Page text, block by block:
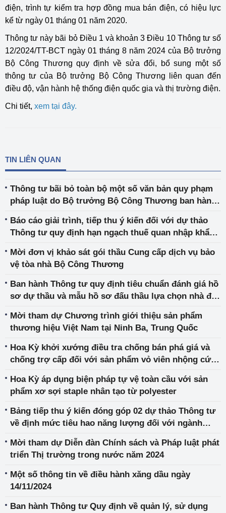
điện, trình tự kiểm tra hợp đồng mua bán điện, có hiệu lực
kể từ ngày 01 tháng 01 năm 2020.
Thông tư này bãi bỏ Điều 1 và khoản 3 Điều 10 Thông tư số
12/2024/TT-BCT ngày 01 tháng 8 năm 2024 của Bộ trưởng
Bộ Công Thương quy định về sửa đổi, bổ sung một số
thông tư của Bộ trưởng Bộ Công Thương liên quan đến
điều độ, vận hành hệ thống điện quốc gia và thị trường điện.
Chi tiết, xem tại đây.
TIN LIÊN QUAN
Thông tư bãi bỏ toàn bộ một số văn bản quy phạm
pháp luật do Bộ trưởng Bộ Công Thương ban hành,
Báo cáo giải trình, tiếp thu ý kiến đối với dự thảo
Thông tư quy định hạn ngạch thuế quan nhập khẩu
Mời đơn vị khảo sát gói thầu Cung cấp dịch vụ bảo
vệ tòa nhà Bộ Công Thương
Ban hành Thông tư quy định tiêu chuẩn đánh giá hồ
sơ dự thầu và mẫu hồ sơ đấu thầu lựa chọn nhà đầu
Mời tham dự Chương trình giới thiệu sản phẩm
thương hiệu Việt Nam tại Ninh Ba, Trung Quốc
Hoa Kỳ khởi xướng điều tra chống bán phá giá và
chống trợ cấp đối với sản phẩm vỏ viên nhộng cứng
Hoa Kỳ áp dụng biện pháp tự vệ toàn cầu với sản
phẩm xơ sợi staple nhân tạo từ polyester
Bảng tiếp thu ý kiến đóng góp 02 dự thảo Thông tư
về định mức tiêu hao năng lượng đối với ngành
ngành nhựa
Mời tham dự Diễn đàn Chính sách và Pháp luật phát
triển Thị trường trong nước năm 2024
Một số thông tin về điều hành xăng dầu ngày
14/11/2024
Ban hành Thông tư Quy định về quản lý, sử dụng